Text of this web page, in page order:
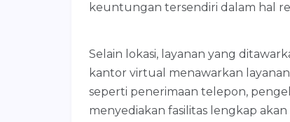
keuntungan tersendiri dalam hal
Selain lokasi, layanan yang
kantor virtual menawarkan
seperti penerimaan telepon,
menyediakan fasilitas lengkap